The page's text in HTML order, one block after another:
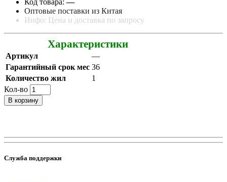
Оптовые поставки из Китая
Инфо: Цена и доставка по запросу
Характеристики
Артикул
—
Гарантийный срок мес 36
Количество жил
1
Кол-во
В корзину
Служба поддержки